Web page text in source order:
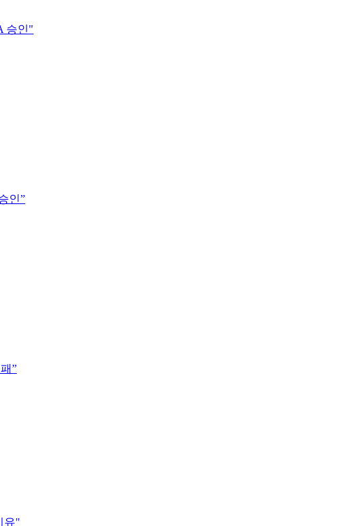
승인"
인”
”
유"